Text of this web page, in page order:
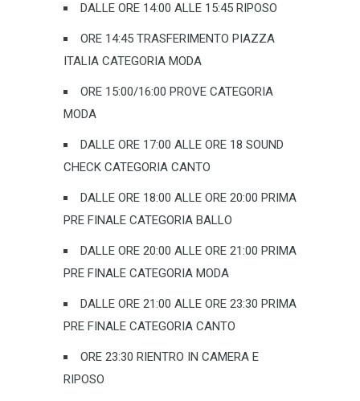
DALLE ORE 14:00 ALLE 15:45 RIPOSO
ORE 14:45 TRASFERIMENTO PIAZZA
ITALIA CATEGORIA MODA
ORE 15:00/16:00 PROVE CATEGORIA
MODA
DALLE ORE 17:00 ALLE ORE 18 SOUND
CHECK CATEGORIA CANTO
DALLE ORE 18:00 ALLE ORE 20:00 PRIMA
PRE FINALE CATEGORIA BALLO
DALLE ORE 20:00 ALLE ORE 21:00 PRIMA
PRE FINALE CATEGORIA MODA
DALLE ORE 21:00 ALLE ORE 23:30 PRIMA
PRE FINALE CATEGORIA CANTO
ORE 23:30 RIENTRO IN CAMERA E
RIPOSO